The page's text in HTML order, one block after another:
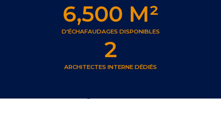
D'ÉCHAFAUDAGES DISPONIBLES
6,500 M²
ARCHITECTES INTERNE DÉDIÉS
2